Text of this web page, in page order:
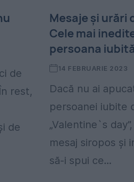
de
rest,
de
Mesaje și
Cele mai
persoana iubită
14 FEBRUARIE 2023
Dacă nu ai
persoanei iubite
„Valentine`s
mesaj siropos și
să-i spui ce...